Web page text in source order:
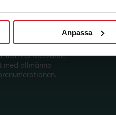
Anpassa
från LO Mervärde.
med allmänna